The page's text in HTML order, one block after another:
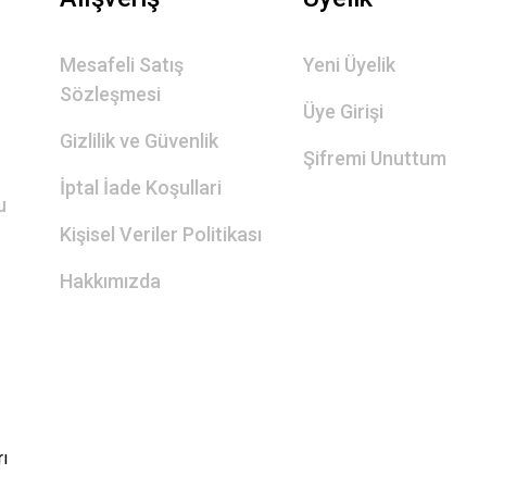
Mesafeli Satış
Sözleşmesi
Gizlilik ve Güvenlik
İptal İade Koşullari
Kişisel Veriler Politikası
Hakkımızda
Yeni Üyelik
Üye Girişi
Şifremi Unuttum